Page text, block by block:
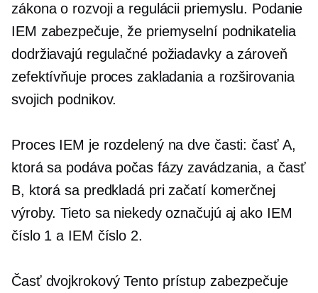
zákona o rozvoji a regulácii priemyslu. Podanie
IEM zabezpečuje, že priemyselní podnikatelia
dodržiavajú regulačné požiadavky a zároveň
zefektívňuje proces zakladania a rozširovania
svojich podnikov.
Proces IEM je rozdelený na dve časti: časť A,
ktorá sa podáva počas fázy zavádzania, a časť
B, ktorá sa predkladá pri začatí komerčnej
výroby. Tieto sa niekedy označujú aj ako IEM
číslo 1 a IEM číslo 2.
Časť dvojkrokovýTento prístup zabezpečuje